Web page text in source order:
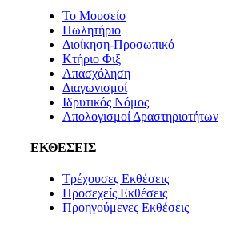
Το Μουσείο
Πωλητήριο
Διοίκηση-Προσωπικό
Κτήριο Φιξ
Απασχόληση
Διαγωνισμοί
Ιδρυτικός Νόμος
Απολογισμοί Δραστηριοτήτων
ΕΚΘΕΣΕΙΣ
Τρέχουσες Εκθέσεις
Προσεχείς Εκθέσεις
Προηγούμενες Εκθέσεις